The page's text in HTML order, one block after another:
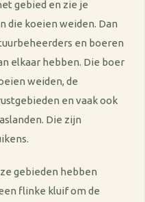
gebied en zie je
die koeien weiden. Dan
en boeren
elkaar hebben. Die boer
weiden, de
en vaak ook
Die zijn
gebieden hebben
flinke kluif om de